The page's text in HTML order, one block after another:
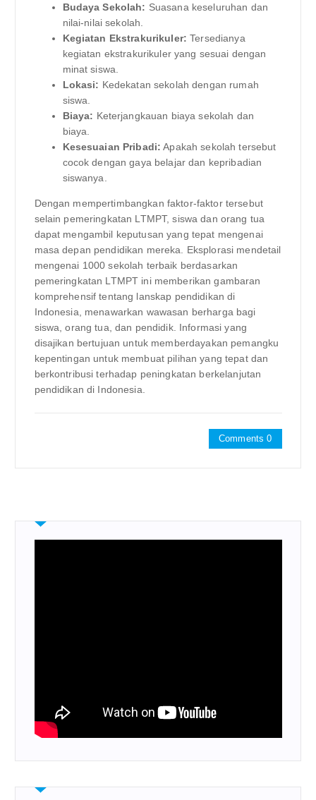
Budaya Sekolah: Suasana keseluruhan dan
nilai-nilai sekolah.
Kegiatan Ekstrakurikuler: Tersedianya
kegiatan ekstrakurikuler yang sesuai dengan
minat siswa.
Lokasi: Kedekatan sekolah dengan rumah
siswa.
Biaya: Keterjangkauan biaya sekolah dan
biaya.
Kesesuaian Pribadi: Apakah sekolah tersebut
cocok dengan gaya belajar dan kepribadian
siswanya.
Dengan mempertimbangkan faktor-faktor tersebut
selain pemeringkatan LTMPT, siswa dan orang tua
dapat mengambil keputusan yang tepat mengenai
masa depan pendidikan mereka. Eksplorasi mendetail
mengenai 1000 sekolah terbaik berdasarkan
pemeringkatan LTMPT ini memberikan gambaran
komprehensif tentang lanskap pendidikan di
Indonesia, menawarkan wawasan berharga bagi
siswa, orang tua, dan pendidik. Informasi yang
disajikan bertujuan untuk memberdayakan pemangku
kepentingan untuk membuat pilihan yang tepat dan
berkontribusi terhadap peningkatan berkelanjutan
pendidikan di Indonesia.
Comments 0